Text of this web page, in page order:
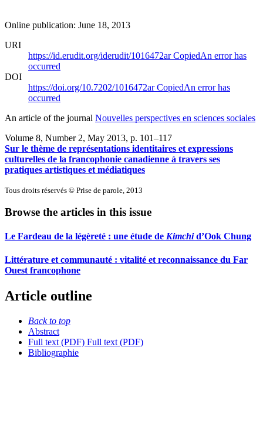
Online publication: June 18, 2013
URI
https://id.erudit.org/iderudit/1016472arCopiedAn error has
occurred
DOI
https://doi.org/10.7202/1016472arCopiedAn error has
occurred
An article of the journal Nouvelles perspectives en sciences sociales
Volume 8, Number 2, May 2013, p. 101–117
Sur le thème de représentations identitaires et expressions
culturelles de la francophonie canadienne à travers ses
pratiques artistiques et médiatiques
Tous droits réservés © Prise de parole, 2013
Browse the articles in this issue
Le Fardeau de la légèreté : une étude de Kimchid’Ook Chung
Littérature et communauté : vitalité et reconnaissance du Far
Ouest francophone
Article outline
Back to top
Abstract
Full text (PDF) Full text (PDF)
Bibliographie